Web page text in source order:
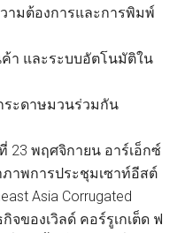
ามต้องการและการพิมพ์
า และระบบอัตโนมัติใน
ระดาษมวนร่วมกัน
23 พฤศจิกายน อาร์เอ็กซ์
ภาพการประชุมเซาท์อีสต์
Asia Corrugated
จของเวิลด์ คอร์รูเกเต็ด ฟ